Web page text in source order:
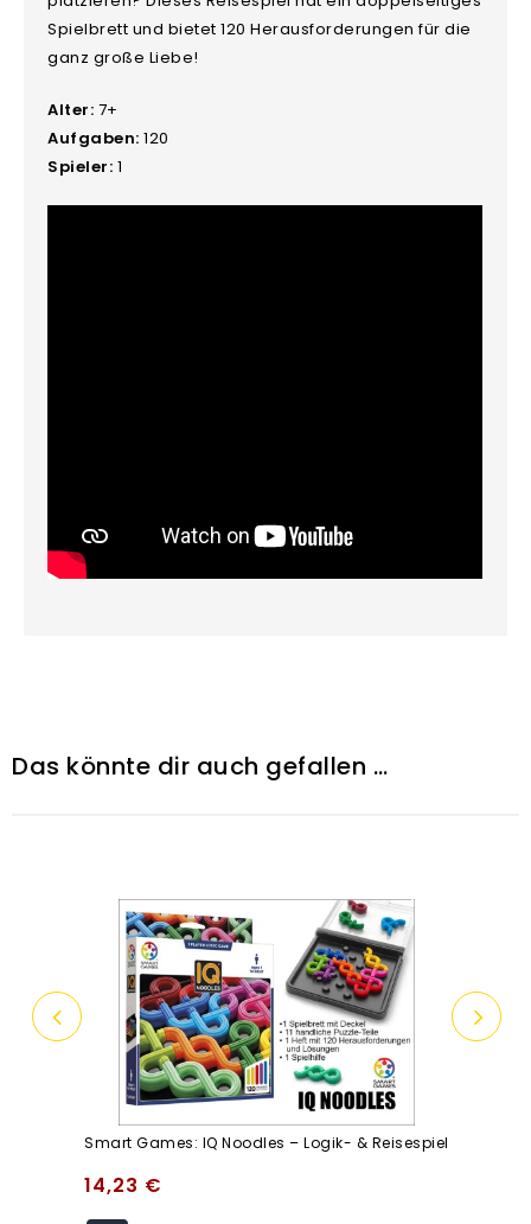
Spielbrett und bietet 120 Herausforderungen für die
ganz große Liebe!
Alter: 7+
Aufgaben: 120
Spieler: 1
Das könnte dir auch gefallen …
Smart Games: IQ Noodles – Logik- & Reisespiel
14,23 €